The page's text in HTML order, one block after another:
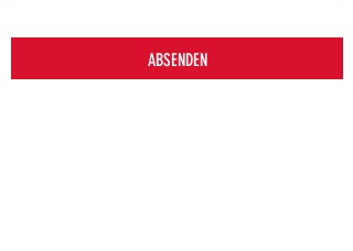
ABSENDEN